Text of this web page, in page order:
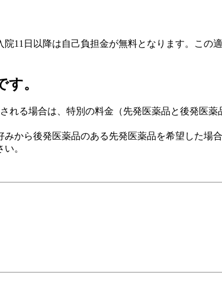
11日以降は自己負担金が無料となります。この
。
る場合は、特別の料金（先発医薬品と後発医薬
ら後発医薬品のある先発医薬品を希望した場
。